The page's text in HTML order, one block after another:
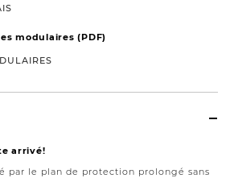
modulaires (PDF)
arrivé!
par le plan de protection prolongé sans